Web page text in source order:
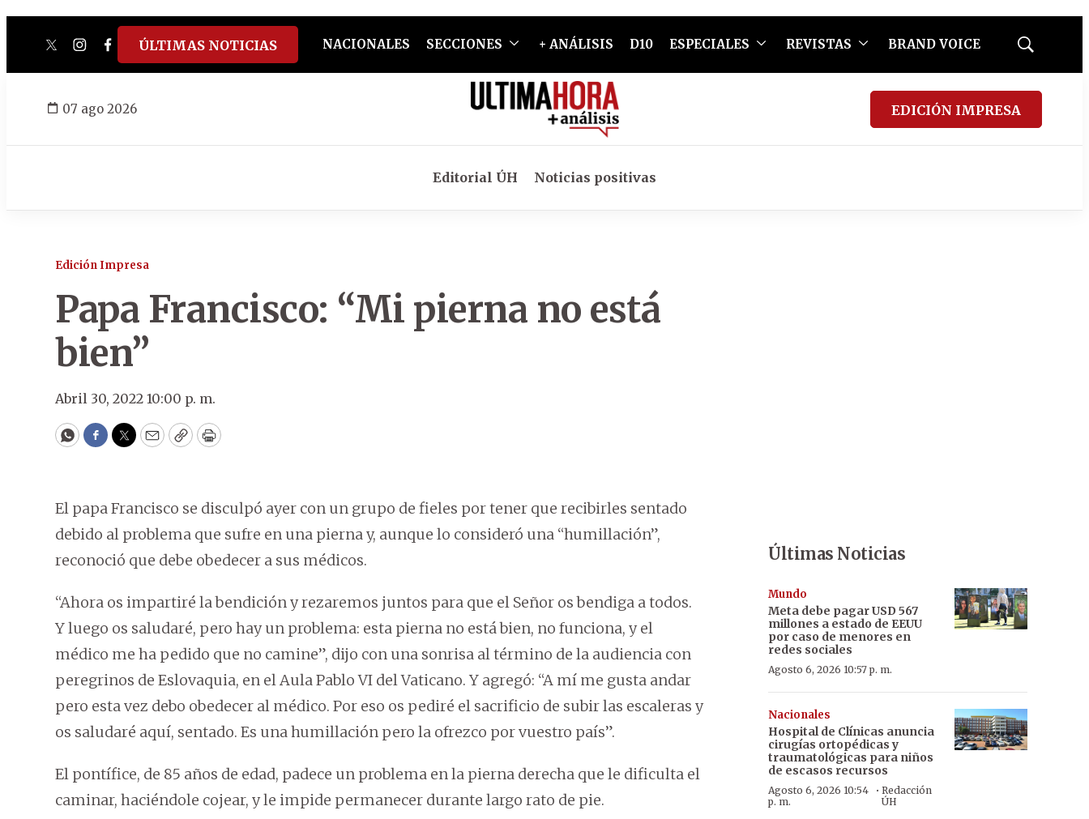
twitterinstagram
facebook
tiktokyoutube
spotify
ÚLTIMAS NOTICIAS NACIONALES SECCIONES + ANÁLISIS D10 ESPECIALES REVISTAS BRAND VOICE
Mostrar
07 ago 2026 EDICIÓN IMPRESA
Editorial ÚH Noticias positivas
Edición Impresa
Papa Francisco: “Mi pierna no está
bien”
Abril 30, 2022 10:00 p. m.
WhatsApp
Facebook
Twitter
EmailCopyPrint
El papa Francisco se disculpó ayer con un grupo de fieles por tener que recibirles sentado
debido al problema que sufre en una pierna y, aunque lo consideró una “humillación”,
reconoció que debe obedecer a sus médicos.
“Ahora os impartiré la bendición y rezaremos juntos para que el Señor os bendiga a todos.
Y luego os saludaré, pero hay un problema: esta pierna no está bien, no funciona, y el
médico me ha pedido que no camine”, dijo con una sonrisa al término de la audiencia con
peregrinos de Eslovaquia, en el Aula Pablo VI del Vaticano. Y agregó: “A mí me gusta andar
pero esta vez debo obedecer al médico. Por eso os pediré el sacrificio de subir las escaleras y
os saludaré aquí, sentado. Es una humillación pero la ofrezco por vuestro país”.
El pontífice, de 85 años de edad, padece un problema en la pierna derecha que le dificulta el
caminar, haciéndole cojear, y le impide permanecer durante largo rato de pie.
Últimas Noticias
Mundo
Meta debe pagar USD 567
millones a estado de EEUU
por caso de menores en
redes sociales
Agosto 6, 2026 10:57 p. m.
Nacionales
Hospital de Clínicas anuncia
cirugías ortopédicas y
traumatológicas para niños
de escasos recursos
Agosto 6, 2026 10:54
p. m.
· Redacción
ÚH